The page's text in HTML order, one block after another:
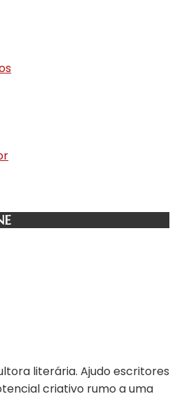
literária. Ajudo escritores
criativo rumo a uma